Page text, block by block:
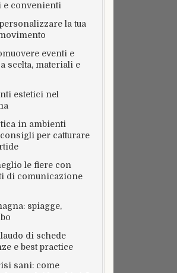
e convenienti
la tua
eventi e
scelta, materiali e
estetici nel
in ambienti
per catturare
le fiere con
di comunicazione
spiagge,
di schede
e best practice
sani: come